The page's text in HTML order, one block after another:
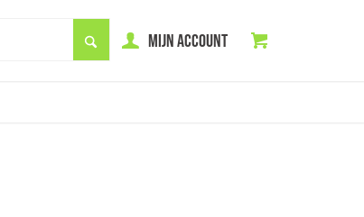
MIJN ACCOUNT